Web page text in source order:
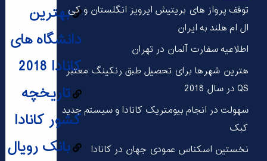
بهترین
دانشگاه های
کانادا 2018
تاریخچه
کشور کانادا
بانک رویال
توقف پرواز های بریتیش ایرویز انگلستان و کی
ال ام هلند به ایران
اطلاعیه سفارت آلمان در تهران
هترین شهر‌ها برای تحصیل طبق رنکینگ معتبر
QS در سال 2018
سهولت در انجام بیومتریک کانادا و سیستم جدید
کبک
نخستین اسکناس عمودی جهان در كانادا